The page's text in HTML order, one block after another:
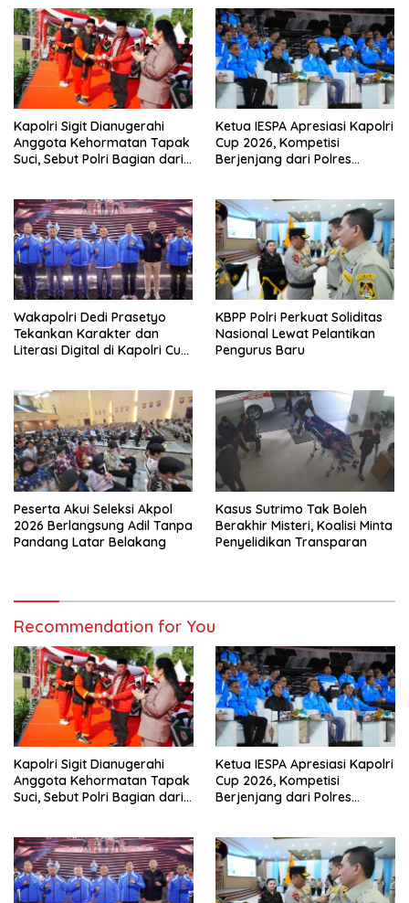
Kapolri Sigit Dianugerahi
Anggota Kehormatan Tapak
Suci, Sebut Polri Bagian dari
Ketua IESPA Apresiasi Kapolri
Cup 2026, Kompetisi
Berjenjang dari Polres
Wakapolri Dedi Prasetyo
Tekankan Karakter dan
Literasi Digital di Kapolri Cup
KBPP Polri Perkuat Soliditas
Nasional Lewat Pelantikan
Pengurus Baru
Peserta Akui Seleksi Akpol
2026 Berlangsung Adil Tanpa
Pandang Latar Belakang
Kasus Sutrimo Tak Boleh
Berakhir Misteri, Koalisi Minta
Penyelidikan Transparan
Recommendation for You
Kapolri Sigit Dianugerahi
Anggota Kehormatan Tapak
Suci, Sebut Polri Bagian dari
Ketua IESPA Apresiasi Kapolri
Cup 2026, Kompetisi
Berjenjang dari Polres